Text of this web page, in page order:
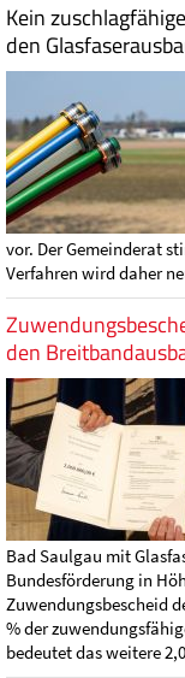
Kein
den
vor. Der Gemeinderat
Verfahren wird daher
den
Bad Saulgau mit
Bundesförderung in
Zuwendungsbescheid
% der
bedeutet das weitere